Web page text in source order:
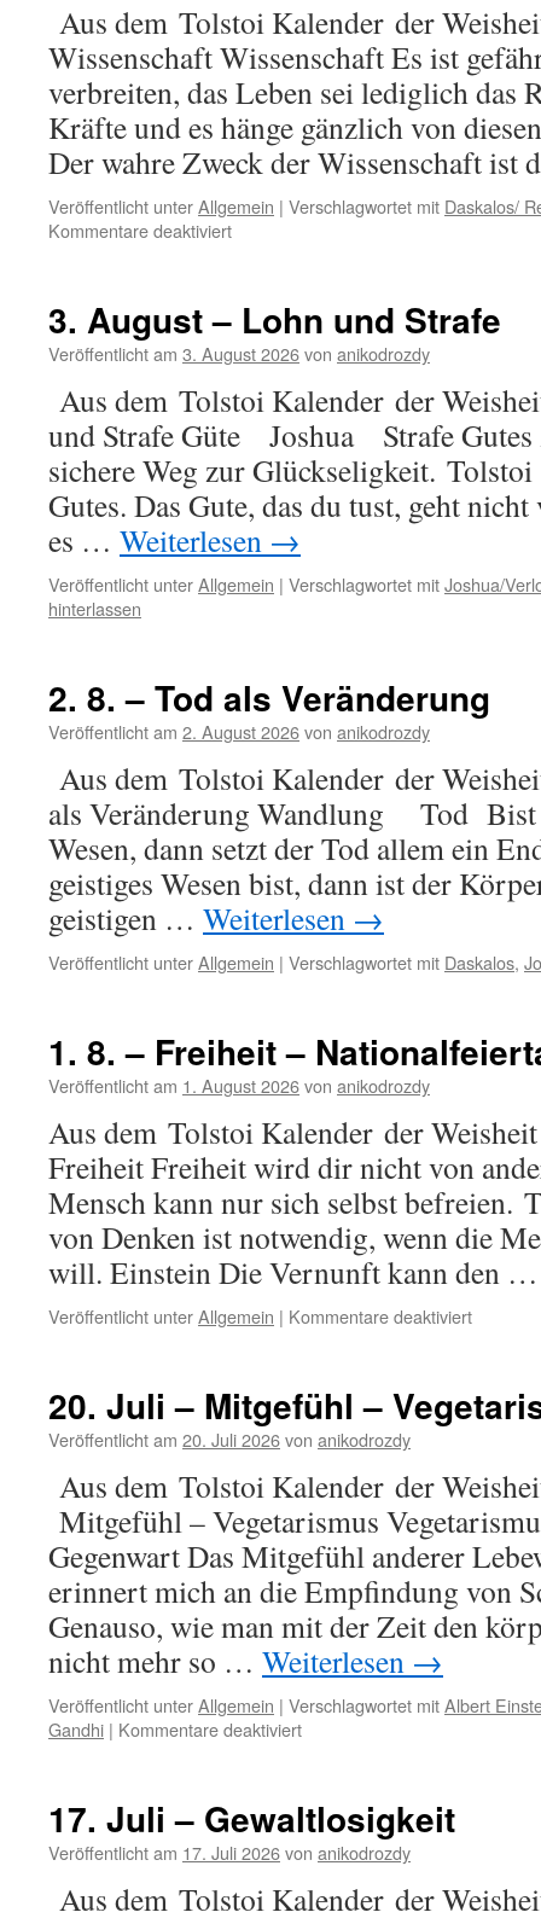
Aus dem Tolstoi Kalender der
Wissenschaft Wissenschaft Es ist
verbreiten, das Leben sei lediglich das
Kräfte und es hänge gänzlich von
Der wahre Zweck der Wissenschaft
Veröffentlicht unterAllgemein | Verschlagwortet mit Daskalos/
Kommentare deaktiviertfür
Wissenschaft
3. August – Lohn und Strafe
Veröffentlicht am 3. August 2026von anikodrozdy
Aus dem Tolstoi Kalender der
und Strafe Güte Joshua Strafe Gutes
sichere Weg zur Glückseligkeit.
Gutes. Das Gute, das du tust, geht
es … Weiterlesen →
Veröffentlicht unterAllgemein | Verschlagwortet mitJoshua/
hinterlassen
2. 8. – Tod als Veränderung
Veröffentlicht am 2. August 2026von anikodrozdy
Aus dem Tolstoi Kalender der
als Veränderung Wandlung Tod Bist
Wesen, dann setzt der Tod allem ein
geistiges Wesen bist, dann ist der
geistigen … Weiterlesen →
Veröffentlicht unterAllgemein | Verschlagwortet mit Daskalos,
1. 8. – Freiheit –
Veröffentlicht am 1. August 2026von anikodrozdy
Aus dem Tolstoi Kalender der
Freiheit Freiheit wird dir nicht von
Mensch kann nur sich selbst befreien.
von Denken ist notwendig, wenn die
will. Einstein Die Vernunft kann den
Veröffentlicht unterAllgemein | Kommentare deaktiviertfür
Freiheit
in
der
Schweiz
20. Juli – Mitgefühl –
Veröffentlicht am 20. Juli 2026von anikodrozdy
Aus dem Tolstoi Kalender der
Mitgefühl – Vegetarismus
Gegenwart Das Mitgefühl anderer
erinnert mich an die Empfindung von
Genauso, wie man mit der Zeit den
nicht mehr so … Weiterlesen →
Veröffentlicht unterAllgemein | Verschlagwortet mitAlbert
Gandhi | Kommentare deaktiviertfür
Mitgefühl
–
17. Juli – Gewaltlosigkeit
Veröffentlicht am 17. Juli 2026von anikodrozdy
Aus dem Tolstoi Kalender der